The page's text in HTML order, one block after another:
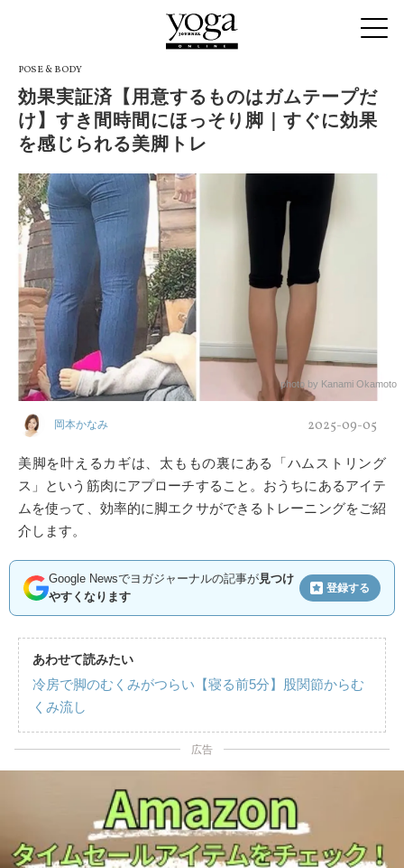
POSE & BODY
効果実証済【用意するものはガムテープだ
け】すき間時間にほっそり脚｜すぐに効果
を感じられる美脚トレ
photo by Kanami Okamoto
岡本かなみ 2025-09-05
美脚を叶えるカギは、太ももの裏にある「ハムストリング
ス」という筋肉にアプローチすること。おうちにあるアイテ
ムを使って、効率的に脚エクサができるトレーニングをご紹
介します。
Google Newsでヨガジャーナルの記事が見つけ
やすくなります
登録する
あわせて読みたい
冷房で脚のむくみがつらい【寝る前5分】股関節からむ
くみ流し
広告